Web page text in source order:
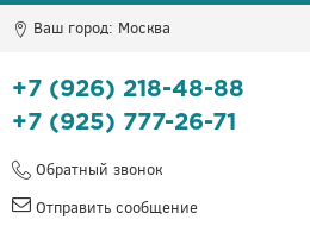
Ваш город: Москва
+7 (926) 218-48-88
+7 (925) 777-26-71
Обратный звонок
Отправить сообщение